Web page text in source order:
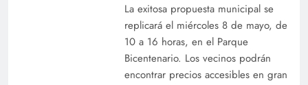
La exitosa propuesta municipal se
replicará el miércoles 8 de mayo, de
10 a 16 horas, en el Parque
Bicentenario. Los vecinos podrán
encontrar precios accesibles en gran